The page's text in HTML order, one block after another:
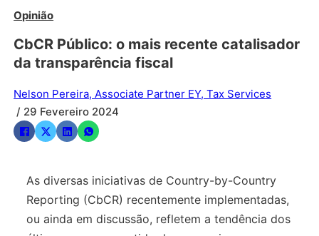
Opinião
CbCR Público: o mais recente catalisador
da transparência fiscal
Nelson Pereira, Associate Partner EY, Tax Services
/ 29 Fevereiro 2024
As diversas iniciativas de Country-by-Country
Reporting (CbCR) recentemente implementadas,
ou ainda em discussão, refletem a tendência dos